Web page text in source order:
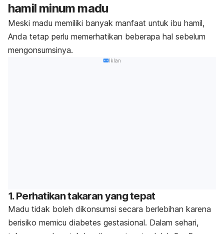
hamil minum madu
Meski madu memiliki banyak manfaat untuk ibu hamil,
Anda tetap perlu memerhatikan beberapa hal sebelum
mengonsumsinya.
Iklan
1. Perhatikan takaran yang tepat
Madu tidak boleh dikonsumsi secara berlebihan karena
berisiko memicu diabetes gestasional. Dalam sehari,